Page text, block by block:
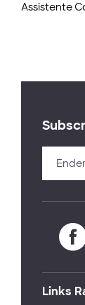
Assistente
Links